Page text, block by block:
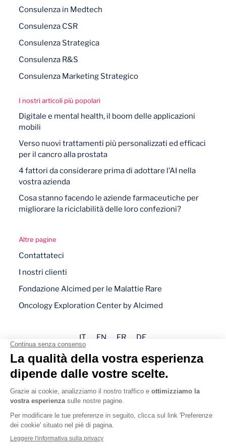
Consulenza in Medtech
Consulenza CSR
Consulenza Strategica
Consulenza R&S
Consulenza Marketing Strategico
I nostri articoli più popolari
Digitale e mental health, il boom delle applicazioni
mobili
Verso nuovi trattamenti più personalizzati ed efficaci
per il cancro alla prostata
4 fattori da considerare prima di adottare l’AI nella
vostra azienda
Cosa stanno facendo le aziende farmaceutiche per
migliorare la riciclabilità delle loro confezioni?
Altre pagine
Contattateci
I nostri clienti
Fondazione Alcimed per le Malattie Rare
Oncology Exploration Center by Alcimed
IT EN FR DE
Note legali
Informativa sulla privacy
Gestione dei cookie